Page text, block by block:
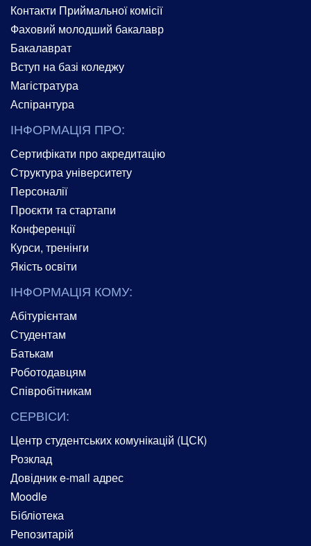
Контакти Приймальної комісії
Фаховий молодший бакалавр
Бакалаврат
Вступ на базі коледжу
Магістратура
Аспірантура
ІНФОРМАЦІЯ ПРО:
Сертифікати про акредитацію
Структура університету
Персоналії
Проєкти та стартапи
Конференції
Курси, тренінги
Якість освіти
ІНФОРМАЦІЯ КОМУ:
Абітурієнтам
Студентам
Батькам
Роботодавцям
Співробітникам
СЕРВІСИ:
Центр студентських комунікацій (ЦСК)
Розклад
Довідник e-mail адрес
Moodle
Бібліотека
Репозитарій